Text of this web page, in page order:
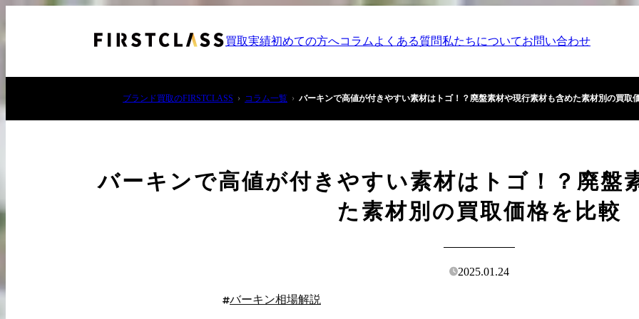
買取実績初めての方へコラム よくある質問私たちについてお問い合わせ
ブランド買取のFIRSTCLASS コラム一覧 バーキンで高値が付きやすい素材はトゴ！？廃盤素材や現行素材も含めた素材別の買取
バーキンで高値が付きやすい素材はトゴ！？廃盤
た素材別の買取価格を比較
2025.01.24
バーキン相場解説